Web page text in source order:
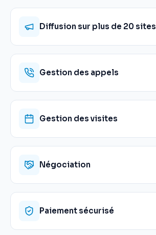
Diffusion sur plus de 20 sites
Gestion des appels
Gestion des visites
Négociation
Paiement sécurisé